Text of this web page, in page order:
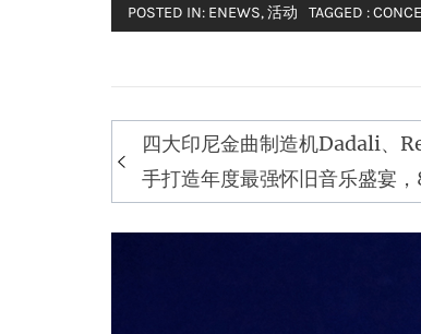
POSTED IN: ENEWS,活动 TAGGED :
Post
navigation
四大印尼金曲制造机Dadali、
手打造年度最强怀旧音乐盛宴